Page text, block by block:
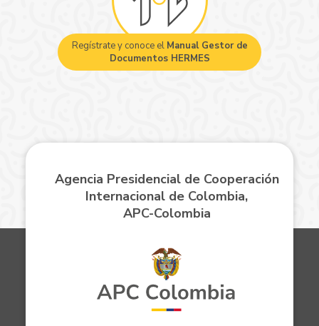
Regístrate y conoce el Manual Gestor de
Documentos HERMES
Agencia Presidencial de Cooperación
Internacional de Colombia,
APC-Colombia